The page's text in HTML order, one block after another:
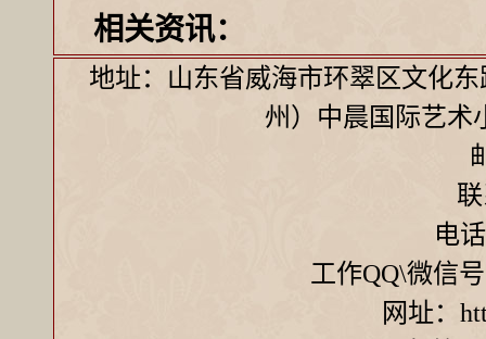
相关资讯：
地址：山东省威海市环翠区文化
州）中晨国际艺术
电
工作QQ\微信
网址：